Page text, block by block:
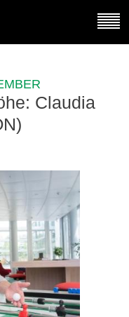
Claudia